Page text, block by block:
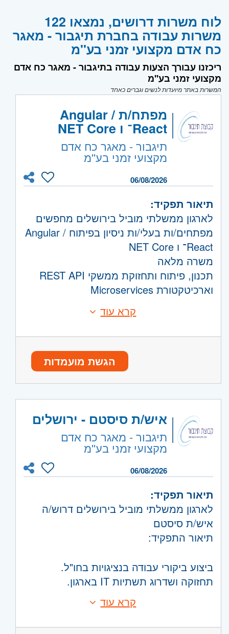
לוח משרות דרושים, נמצאו 122
משרות עבודה בחברת תיגבור - מאגר
כח אדם מקצועי זמני בע''מ
ריכזנו עבורך הצעות עבודה בתיגבור - מאגר כח אדם
מקצועי זמני בע''מ
המשרות באתר מיועדות לנשים וגברים כאחד
מפתח/ת Angular /
React־ ו NET Core
תיגבור - מאגר כח אדם
מקצועי זמני בע''מ
06/08/2026
תיאור תפקיד:
לארגון ממשלתי מוביל בירושלים מחפשים
מפתחים/ות בעלי/ות ניסיון בפיתוח Angular /
React־ ו NET Core
משרה מלאה
תכנון, פיתוח ותחזוקת ממשקי REST API
וארכיטקטורת Microservices
מידע, זמינות גבוהה ויכולת גדילה scalability
נסיון בפיתוח ספריות קליינט מתקדמות -
ניסיון בפיתוח בסביבת ענן
ניסיון עם ,responsive web design JS,
CSS, HTML
ניסיון בפיתוח MicroServices
ניסיון ב- MongoDB
היקף משרה: משרה מלאה
קוד משרה:JB-01681
- תל אביב, פתח תקווה, רמת גן
וגבעתיים, בקעת אונו וגבעת שמואל, חולון
ובת-ים
ירושלים - ירושלים, יהודה ושומרון, בית שמש
השפלה - ראשון לציון ונס- ציונה
קרא עוד
הגשת מועמדות
איש/ת סיסטם - ירושלים
תיגבור - מאגר כח אדם
מקצועי זמני בע''מ
06/08/2026
תיאור תפקיד:
לארגון ממשלתי מוביל בירושלים דרוש/ה
איש/ת סיסטם
תיאור התפקיד:
ביצוע ביקורי עבודה בנציגויות בחו"ל.
תחזוקה ושדרוג תשתיות IT בארגון.
הקמת שרתים, מערכי אחסון ווירטואליזציה.
הטמעת מערכות טכנולוגיות חדשות בארגון.
קרא עוד